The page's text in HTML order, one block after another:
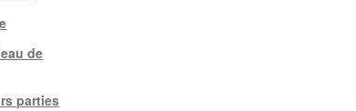
de
parties